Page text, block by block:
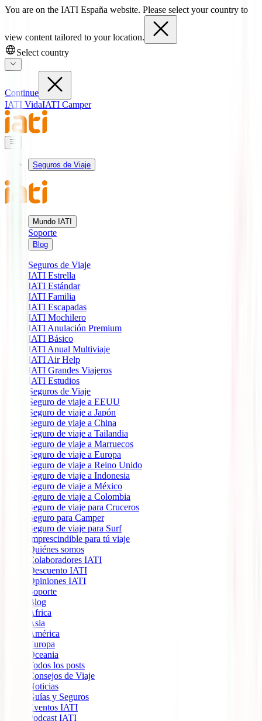
You are on the IATI España website. Please select your country to
view content tailored to your location.
Select country
Continue
IATI VidaIATI Camper
Seguros de Viaje
Mundo IATI
Soporte
Blog
Seguros de Viaje
IATI Estrella
IATI Estándar
IATI Familia
IATI Escapadas
IATI Mochilero
IATI Anulación Premium
IATI Básico
IATI Anual Multiviaje
IATI Air Help
IATI Grandes Viajeros
IATI Estudios
Seguros de Viaje
Seguro de viaje a EEUU
Seguro de viaje a Japón
Seguro de viaje a China
Seguro de viaje a Tailandia
Seguro de viaje a Marruecos
Seguro de viaje a Europa
Seguro de viaje a Reino Unido
Seguro de viaje a Indonesia
Seguro de viaje a México
Seguro de viaje a Colombia
Seguro de viaje para Cruceros
Seguro para Camper
Seguro de viaje para Surf
Imprescindible para tú viaje
Quiénes somos
Colaboradores IATI
Descuento IATI
Opiniones IATI
Soporte
Blog
África
Ásia
América
Europa
Oceania
Todos los posts
Consejos de Viaje
Noticias
Guías y Seguros
Eventos IATI
Podcast IATI